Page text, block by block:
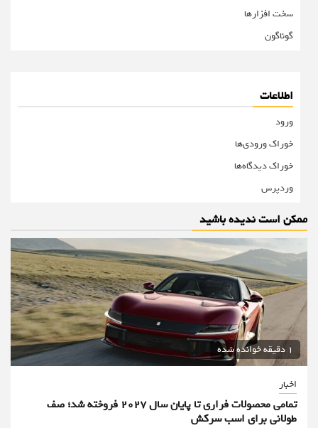
سخت افزارها
گوناگون
اطلاعات
ورود
خوراک ورودی‌ها
خوراک دیدگاه‌ها
وردپرس
ممکن است ندیده باشید
1 دقیقه خوانده شده
اخبار
تمامی محصولات فراری تا پایان سال ۲۰۲۷ فروخته شد؛ صف
طولانی برای اسب سرکش